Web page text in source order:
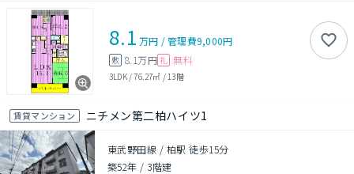
8.1 万円 /管理費9,000円
敷 8.1万円 礼 無料
3LDK/76.27㎡ / 13階
賃貸マンション ニチメン第二柏ハイツ1
東武野田線 / 柏駅 徒歩15分
築52年 / 3階建